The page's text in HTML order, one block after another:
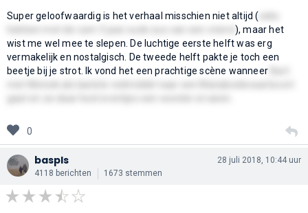
Super geloofwaardig is het verhaal misschien niet altijd (
), maar het
wist me wel mee te slepen. De luchtige eerste helft was erg
vermakelijk en nostalgisch. De tweede helft pakte je toch een
beetje bij je strot. Ik vond het een prachtige scène wanneer
0
baspls
4118 berichten 1673 stemmen
28 juli 2018, 10:44 uur